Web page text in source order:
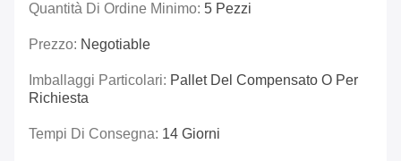
Quantità Di Ordine Minimo: 5 Pezzi
Prezzo: Negotiable
Imballaggi Particolari: Pallet Del Compensato O Per
Richiesta
Tempi Di Consegna: 14 Giorni